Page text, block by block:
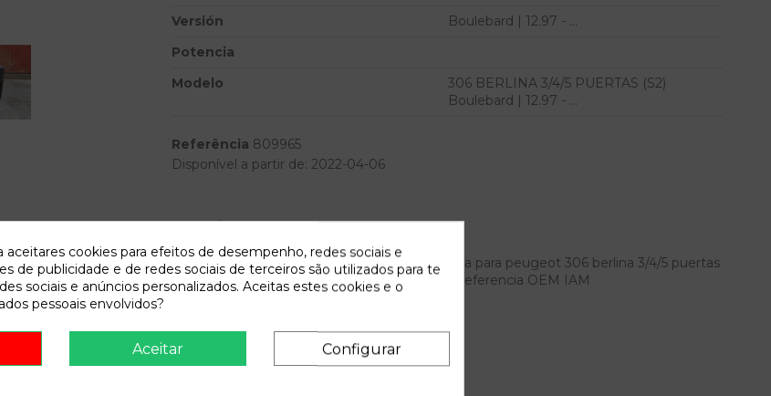
Versión
Boulebard | 12.97 - ...
Potencia
Modelo
306 BERLINA 3/4/5 PUERTAS (S2)
Boulebard | 12.97 - ...
Referência 809965
Disponível a partir de: 2022-04-06
Descrição
Recambio de cerradura puerta trasera izquierda para peugeot 306 berlina 3/4/5 puertas
(s2) boulebard | 12.97 - ... boulebard | 12.97 - ... referencia OEM IAM
aceitares cookies para efeitos de desempenho, redes sociais e
de publicidade e de redes sociais de terceiros são utilizados para te
sociais e anúncios personalizados. Aceitas estes cookies e o
pessoais envolvidos?
Aceitar Configurar